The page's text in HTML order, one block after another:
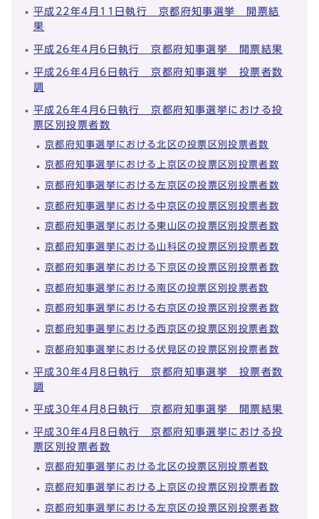
平成22年4月11日執行 京都府知事選挙 開票結
果
平成26年4月6日執行 京都府知事選挙 開票結果
平成26年4月6日執行 京都府知事選挙 投票者数
調
平成26年4月6日執行 京都府知事選挙における投
票区別投票者数
京都府知事選挙における北区の投票区別投票者数
京都府知事選挙における上京区の投票区別投票者数
京都府知事選挙における左京区の投票区別投票者数
京都府知事選挙における中京区の投票区別投票者数
京都府知事選挙における東山区の投票区別投票者数
京都府知事選挙における山科区の投票区別投票者数
京都府知事選挙における下京区の投票区別投票者数
京都府知事選挙における南区の投票区別投票者数
京都府知事選挙における右京区の投票区別投票者数
京都府知事選挙における西京区の投票区別投票者数
京都府知事選挙における伏見区の投票区別投票者数
平成30年4月8日執行 京都府知事選挙 投票者数
調
平成30年4月8日執行 京都府知事選挙 開票結果
平成30年4月8日執行 京都府知事選挙における投
票区別投票者数
京都府知事選挙における北区の投票区別投票者数
京都府知事選挙における上京区の投票区別投票者数
京都府知事選挙における左京区の投票区別投票者数